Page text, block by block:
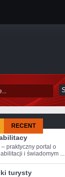
RECENT
praktyczny portal o
i świadomym ...
turysty